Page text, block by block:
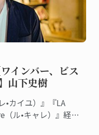
インバー、ビス
山下史樹
•カイユ）』『LA
（ル•キャレ）』経